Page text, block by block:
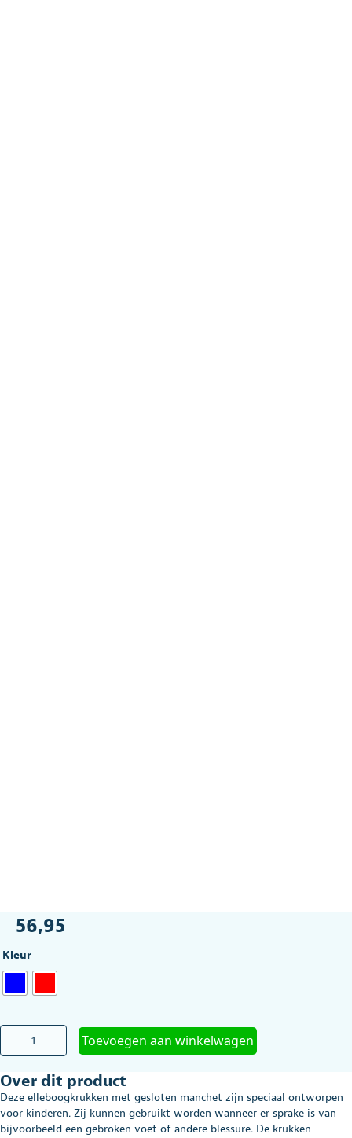
56,95
Kleur
Elleboogkruk
manchet
-
2
kleuren
Toevoegen aan winkelwagen
Over dit product
Deze elleboogkrukken met gesloten manchet zijn speciaal ontworpen
voor kinderen. Zij kunnen gebruikt worden wanneer er sprake is van
bijvoorbeeld een gebroken voet of andere blessure. De krukken